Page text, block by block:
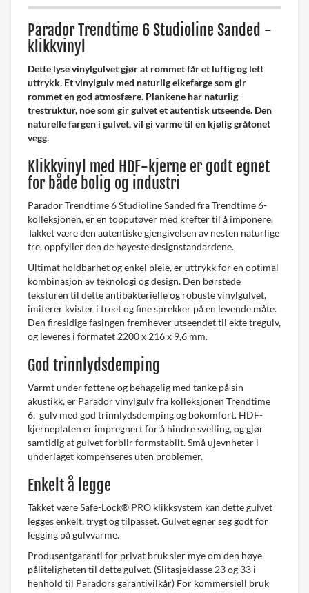
Parador Trendtime 6 Studioline Sanded -
klikkvinyl
Dette lyse vinylgulvet gjør at rommet får et luftig og lett
uttrykk. Et vinylgulv med naturlig eikefarge som gir
rommet en god atmosfære. Plankene har naturlig
trestruktur, noe som gir gulvet et autentisk utseende. Den
naturelle fargen i gulvet, vil gi varme til en kjølig gråtonet
vegg.
Klikkvinyl med HDF-kjerne er godt egnet
for både bolig og industri
Parador Trendtime 6 Studioline Sanded fra Trendtime 6-
kolleksjonen, er en topputøver med krefter til å imponere.
Takket være den autentiske gjengivelsen av nesten naturlige
tre, oppfyller den de høyeste designstandardene.
Ultimat holdbarhet og enkel pleie, er uttrykk for en optimal
kombinasjon av teknologi og design. Den børstede
teksturen til dette antibakterielle og robuste vinylgulvet,
imiterer kvister i treet og fine sprekker på en levende måte.
Den firesidige fasingen fremhever utseendet til ekte tregulv,
og leveres i formatet 2200 x 216 x 9,6 mm.
God trinnlydsdemping
Varmt under føttene og behagelig med tanke på sin
akustikk, er Parador vinylgulv fra kolleksjonen Trendtime
6, gulv med god trinnlydsdemping og bokomfort. HDF-
kjerneplaten er impregnert for å hindre svelling, og gjør
samtidig at gulvet forblir formstabilt. Små ujevnheter i
underlaget kompenseres uten problemer.
Enkelt å legge
Takket være Safe-Lock® PRO klikksystem kan dette gulvet
legges enkelt, trygt og tilpasset. Gulvet egner seg godt for
legging på gulvvarme.
Produsentgaranti for privat bruk sier mye om den høye
påliteligheten til dette gulvet. (Slitasjeklasse 23 og 33 i
henhold til Paradors garantivilkår) For kommersiell bruk